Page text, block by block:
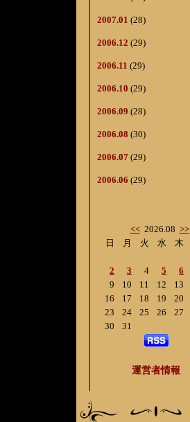
2007.01 (28)
2006.12 (29)
2006.11 (29)
2006.10 (29)
2006.09 (28)
2006.08 (30)
2006.07 (29)
2006.06 (29)
<<2026.08 >>
日
2
9
16
23
30
月
3
10
17
24
31
火
4
11
18
25
水
5
12
19
26
木
6
13
20
27
運営者情報